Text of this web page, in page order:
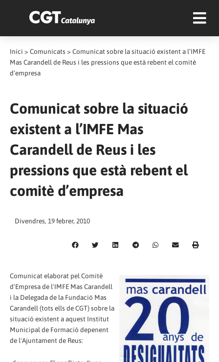
Inici > Comunicats > Comunicat sobre la situació existent a l’IMFE
Mas Carandell de Reus i les pressions que està rebent el comitè
d’empresa
Comunicat sobre la situació
existent a l’IMFE Mas
Carandell de Reus i les
pressions que està rebent el
comitè d’empresa
Divendres, 19 febrer, 2010
Comunicat elaborat pel Comitè
d'Empresa de l'IMFE Mas Carandell
i la Delegada de la Fundació Mas
Carandell (tots ells de CGT) sobre la
situació existent a aquest Institut
Municipal de Formació depenent
de l'Ajuntament de Reus: